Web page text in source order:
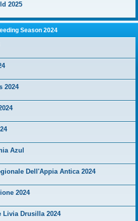
2025
Season 2024
2024
Azul
Dell'Appia Antica 2024
2024
Livia Drusilla 2024